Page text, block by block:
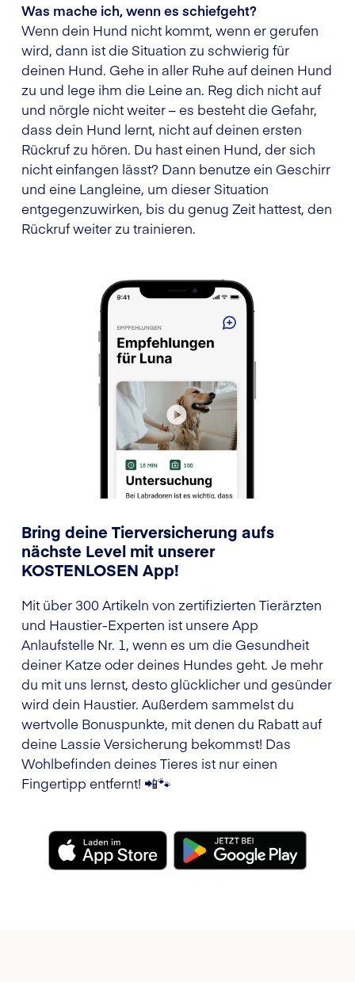
Was mache ich, wenn es schiefgeht?
Wenn dein Hund nicht kommt, wenn er gerufen
wird, dann ist die Situation zu schwierig für
deinen Hund. Gehe in aller Ruhe auf deinen Hund
zu und lege ihm die Leine an. Reg dich nicht auf
und nörgle nicht weiter – es besteht die Gefahr,
dass dein Hund lernt, nicht auf deinen ersten
Rückruf zu hören. Du hast einen Hund, der sich
nicht einfangen lässt? Dann benutze ein Geschirr
und eine Langleine, um dieser Situation
entgegenzuwirken, bis du genug Zeit hattest, den
Rückruf weiter zu trainieren.
Bring deine Tierversicherung aufs
nächste Level mit unserer
KOSTENLOSEN App!
Mit über 300 Artikeln von zertifizierten Tierärzten
und Haustier-Experten ist unsere App
Anlaufstelle Nr. 1, wenn es um die Gesundheit
deiner Katze oder deines Hundes geht. Je mehr
du mit uns lernst, desto glücklicher und gesünder
wird dein Haustier. Außerdem sammelst du
wertvolle Bonuspunkte, mit denen du Rabatt auf
deine Lassie Versicherung bekommst! Das
Wohlbefinden deines Tieres ist nur einen
Fingertipp entfernt! 📲🐾